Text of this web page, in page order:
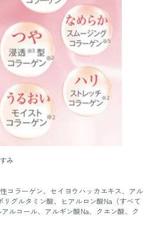
み
コラーゲン、セイヨウハッカエキス、アル
グルタミン酸、ヒアルロン酸Na（すべて
ルコール、アルギン酸Na、クエン酸、ク